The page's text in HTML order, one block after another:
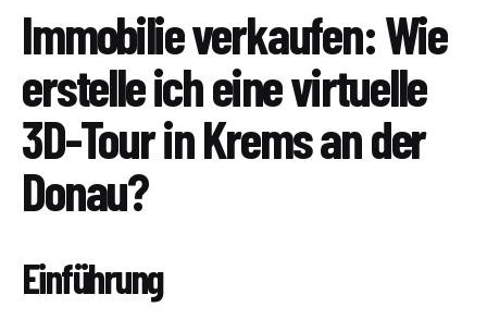
Immobilie verkaufen: Wie
erstelle ich eine virtuelle
3D-Tour in Krems an der
Donau?
Einführung